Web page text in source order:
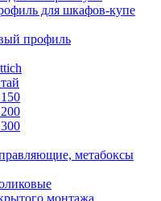
для шкафов-купе
профиль
метабоксы